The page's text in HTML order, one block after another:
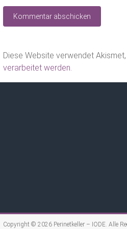
Diese Website verwendet
verarbeitet werden.
Copyright © 2026 Perinetkeller – IODE. Alle